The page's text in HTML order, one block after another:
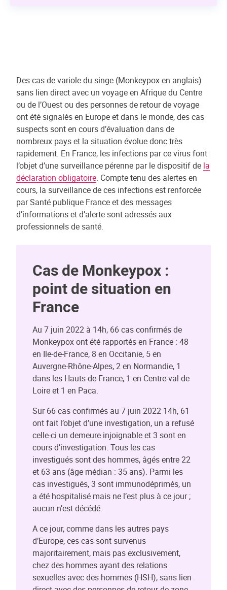
Des cas de variole du singe (Monkeypox en anglais)
sans lien direct avec un voyage en Afrique du Centre
ou de l’Ouest ou des personnes de retour de voyage
ont été signalés en Europe et dans le monde, des cas
suspects sont en cours d’évaluation dans de
nombreux pays et la situation évolue donc très
rapidement. En France, les infections par ce virus font
l’objet d’une surveillance pérenne par le dispositif de la
déclaration obligatoire. Compte tenu des alertes en
cours, la surveillance de ces infections est renforcée
par Santé publique France et des messages
d’informations et d’alerte sont adressés aux
professionnels de santé.
Cas de Monkeypox :
point de situation en
France
Au 7 juin 2022 à 14h, 66 cas confirmés de
Monkeypox ont été rapportés en France : 48
en Ile-de-France, 8 en Occitanie, 5 en
Auvergne-Rhône-Alpes, 2 en Normandie, 1
dans les Hauts-de-France, 1 en Centre-val de
Loire et 1 en Paca.
Sur 66 cas confirmés au 7 juin 2022 14h, 61
ont fait l’objet d’une investigation, un a refusé
celle-ci un demeure injoignable et 3 sont en
cours d’investigation. Tous les cas
investigués sont des hommes, âgés entre 22
et 63 ans (âge médian : 35 ans). Parmi les
cas investigués, 3 sont immunodéprimés, un
a été hospitalisé mais ne l’est plus à ce jour ;
aucun n’est décédé.
A ce jour, comme dans les autres pays
d’Europe, ces cas sont survenus
majoritairement, mais pas exclusivement,
chez des hommes ayant des relations
sexuelles avec des hommes (HSH), sans lien